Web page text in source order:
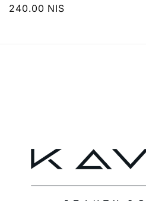
מחיר
240.00 NIS